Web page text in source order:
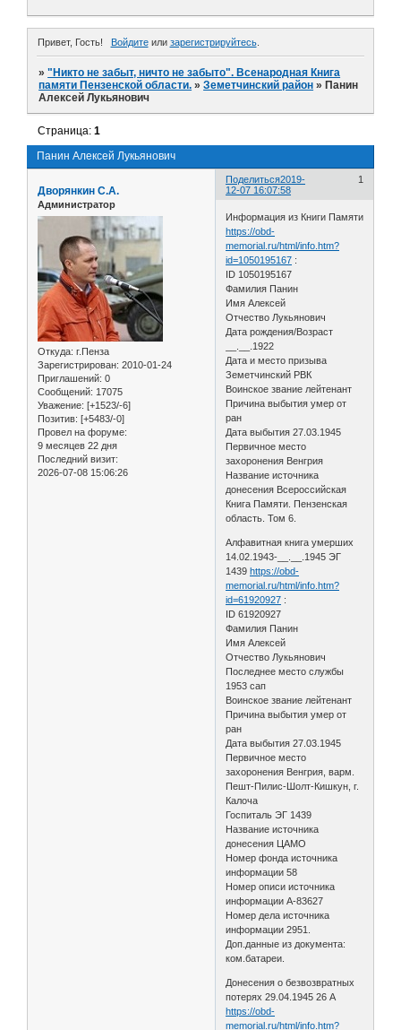
Привет, Гость! Войдитеили зарегистрируйтесь.
»"Никто не забыт, ничто не забыто". Всенародная Книга
памяти Пензенской области. »Земетчинский район » Панин
Алексей Лукьянович
Панин Алексей Лукьянович
Страница:1
Поделиться 1
2019-
12-07 16:07:58
Дворянкин С.А.
Администратор
Откуда: г.Пенза
Зарегистрирован: 2010-01-24
Приглашений: 0
Сообщений: 17075
Уважение: [+1523/-6]
Позитив: [+5483/-0]
Провел на форуме:
9 месяцев 22 дня
Последний визит:
2026-07-08 15:06:26
Информация из Книги Памяти
https://obd-
memorial.ru/html/info.htm?
id=1050195167 :
ID 1050195167
Фамилия Панин
Имя Алексей
Отчество Лукьянович
Дата рождения/Возраст
__.__.1922
Дата и место призыва
Земетчинский РВК
Воинское звание лейтенант
Причина выбытия умер от
ран
Дата выбытия 27.03.1945
Первичное место
захоронения Венгрия
Название источника
донесения Всероссийская
Книга Памяти. Пензенская
область. Том 6.
Алфавитная книга умерших
14.02.1943-__.__.1945 ЭГ
1439https://obd-
memorial.ru/html/info.htm?
id=61920927 :
ID 61920927
Фамилия Панин
Имя Алексей
Отчество Лукьянович
Последнее место службы
1953 сап
Воинское звание лейтенант
Причина выбытия умер от
ран
Дата выбытия 27.03.1945
Первичное место
захоронения Венгрия, варм.
Пешт-Пилис-Шолт-Кишкун, г.
Калоча
Госпиталь ЭГ 1439
Название источника
донесения ЦАМО
Номер фонда источника
информации 58
Номер описи источника
информации А-83627
Номер дела источника
информации 2951.
Доп.данные из документа:
ком.батареи.
Донесения о безвозвратных
потерях 29.04.1945 26 А
https://obd-
memorial.ru/html/info.htm?